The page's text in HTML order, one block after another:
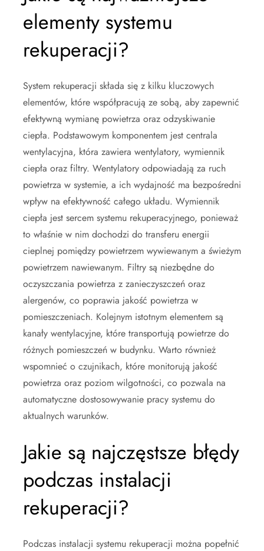
elementy systemu
rekuperacji?
System rekuperacji składa się z kilku kluczowych
elementów, które współpracują ze sobą, aby zapewnić
efektywną wymianę powietrza oraz odzyskiwanie
ciepła. Podstawowym komponentem jest centrala
wentylacyjna, która zawiera wentylatory, wymiennik
ciepła oraz filtry. Wentylatory odpowiadają za ruch
powietrza w systemie, a ich wydajność ma bezpośredni
wpływ na efektywność całego układu. Wymiennik
ciepła jest sercem systemu rekuperacyjnego, ponieważ
to właśnie w nim dochodzi do transferu energii
cieplnej pomiędzy powietrzem wywiewanym a świeżym
powietrzem nawiewanym. Filtry są niezbędne do
oczyszczania powietrza z zanieczyszczeń oraz
alergenów, co poprawia jakość powietrza w
pomieszczeniach. Kolejnym istotnym elementem są
kanały wentylacyjne, które transportują powietrze do
różnych pomieszczeń w budynku. Warto również
wspomnieć o czujnikach, które monitorują jakość
powietrza oraz poziom wilgotności, co pozwala na
automatyczne dostosowywanie pracy systemu do
aktualnych warunków.
Jakie są najczęstsze błędy
podczas instalacji
rekuperacji?
Podczas instalacji systemu rekuperacji można popełnić